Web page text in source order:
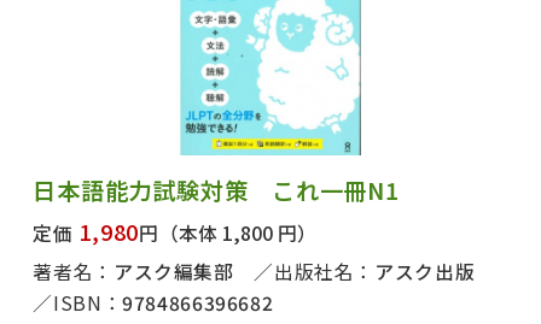
日本語能力試験対策 これ一冊N1
定価 1,980円 （本体 1,800 円）
著者名： アスク編集部 出版社名： アスク出版
ISBN：9784866396682